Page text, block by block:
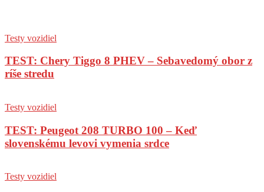
Testy vozidiel
TEST: Chery Tiggo 8 PHEV – Sebavedomý obor z
ríše stredu
Testy vozidiel
TEST: Peugeot 208 TURBO 100 – Keď
slovenskému levovi vymenia srdce
Testy vozidiel